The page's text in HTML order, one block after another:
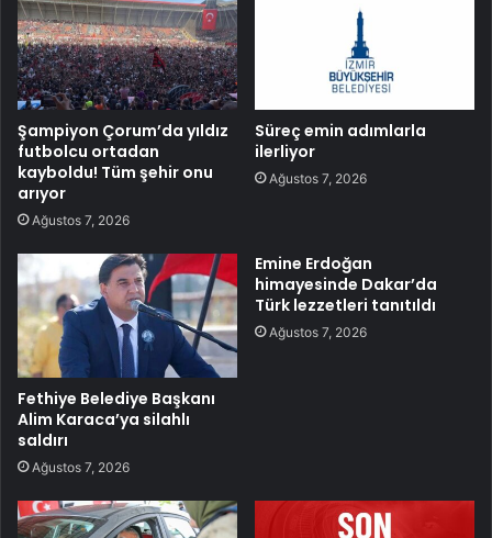
Şampiyon Çorum’da yıldız
futbolcu ortadan
kayboldu! Tüm şehir onu
arıyor
Ağustos 7, 2026
Süreç emin adımlarla
ilerliyor
Ağustos 7, 2026
Fethiye Belediye Başkanı
Alim Karaca’ya silahlı
saldırı
Ağustos 7, 2026
Emine Erdoğan
himayesinde Dakar’da
Türk lezzetleri tanıtıldı
Ağustos 7, 2026